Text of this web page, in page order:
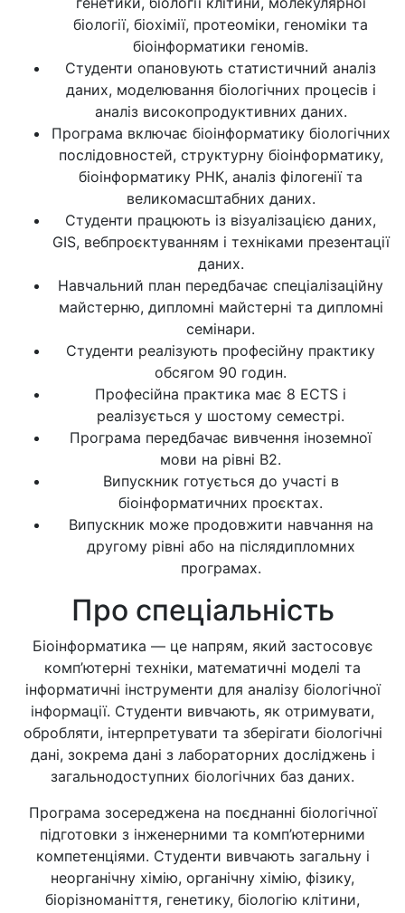
біології, біохімії, протеоміки, геноміки та
біоінформатики геномів.
Студенти опановують статистичний аналіз
даних, моделювання біологічних процесів і
аналіз високопродуктивних даних.
Програма включає біоінформатику біологічних
послідовностей, структурну біоінформатику,
біоінформатику РНК, аналіз філогенії та
великомасштабних даних.
Студенти працюють із візуалізацією даних,
GIS, вебпроєктуванням і техніками презентації
даних.
Навчальний план передбачає спеціалізаційну
майстерню, дипломні майстерні та дипломні
семінари.
Студенти реалізують професійну практику
обсягом 90 годин.
Професійна практика має 8 ECTS і
реалізується у шостому семестрі.
Програма передбачає вивчення іноземної
мови на рівні B2.
Випускник готується до участі в
біоінформатичних проєктах.
Випускник може продовжити навчання на
другому рівні або на післядипломних
програмах.
Про спеціальність
Біоінформатика — це напрям, який застосовує
комп’ютерні техніки, математичні моделі та
інформатичні інструменти для аналізу біологічної
інформації. Студенти вивчають, як отримувати,
обробляти, інтерпретувати та зберігати біологічні
дані, зокрема дані з лабораторних досліджень і
загальнодоступних біологічних баз даних.
Програма зосереджена на поєднанні біологічної
підготовки з інженерними та комп’ютерними
компетенціями. Студенти вивчають загальну і
неорганічну хімію, органічну хімію, фізику,
біорізноманіття, генетику, біологію клітини,